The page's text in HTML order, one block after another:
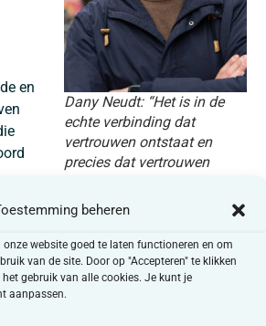
beheren
website goed te laten functioneren en om
van de site. Door op "Accepteren" te klikken
gebruik van alle cookies. Je kunt je
aanpassen.
Dany Neudt: “Het is in de
echte verbinding dat
vertrouwen ontstaat en
precies dat vertrouwen
weerstand te bieden tegen
autoritarisme.”
en
in
dat we decennialang hadden, is
oorlogsdreiging, maar ook omdat
rechtsstaat afkalft. Mensen voelen